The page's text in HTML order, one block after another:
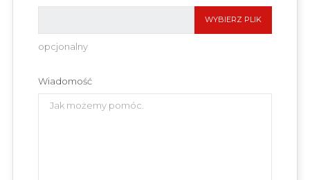
WYBIERZ PLIK
opcjonalny
Wiadomość